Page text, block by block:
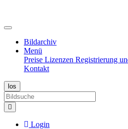
Bildarchiv
Menü
Preise Lizenzen Registrierung
Kontakt
Login